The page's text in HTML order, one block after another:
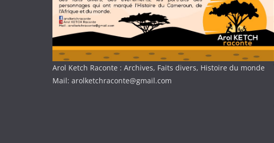
Arol Ketch Raconte : Archives, Faits divers, Histoire du monde
Mail: arolketchraconte@gmail.com